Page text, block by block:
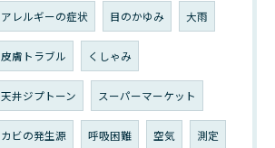
アレルギーの症状 目のかゆみ 大雨
皮膚トラブル くしゃみ
天井ジプトーン スーパーマーケット
カビの発生源 呼吸困難 空気 測定